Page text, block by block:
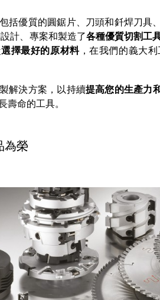
括優質的圓鋸片、刀頭和釺焊刀具
計、專案和製造了各種優質切割工
選擇最好的原材料，在我們的義大
解決方案，以持續提高您的生產力
壽命的工具。
為榮